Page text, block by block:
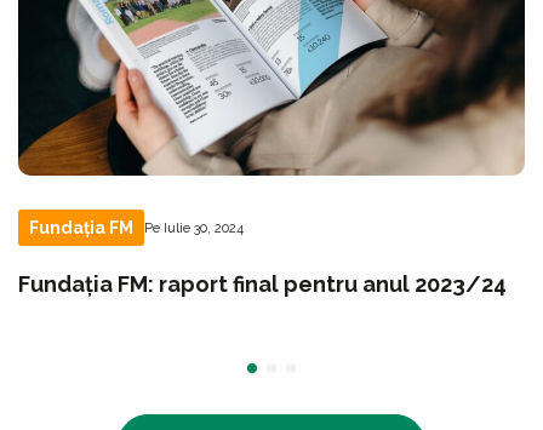
Fundația FM Pe Iulie 30, 2024
Fundația FM: raport final pentru anul 2023/24